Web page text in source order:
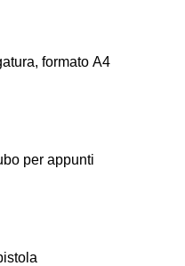
formato A4
per appunti